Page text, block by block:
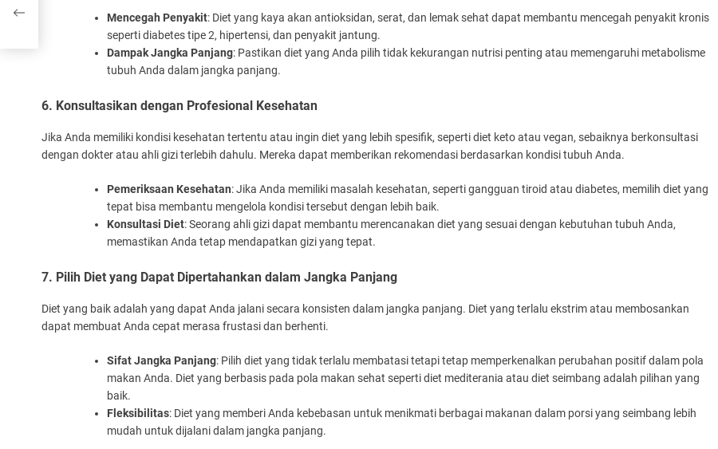
Mencegah Penyakit: Diet yang kaya akan antioksidan, serat, dan lemak sehat dapat membantu mencegah penyakit kronis
seperti diabetes tipe 2, hipertensi, dan penyakit jantung.
Dampak Jangka Panjang: Pastikan diet yang Anda pilih tidak kekurangan nutrisi penting atau memengaruhi metabolisme
tubuh Anda dalam jangka panjang.
6. Konsultasikan dengan Profesional Kesehatan
Jika Anda memiliki kondisi kesehatan tertentu atau ingin diet yang lebih spesifik, seperti diet keto atau vegan, sebaiknya berkonsultasi
dengan dokter atau ahli gizi terlebih dahulu. Mereka dapat memberikan rekomendasi berdasarkan kondisi tubuh Anda.
Pemeriksaan Kesehatan: Jika Anda memiliki masalah kesehatan, seperti gangguan tiroid atau diabetes, memilih diet yang
tepat bisa membantu mengelola kondisi tersebut dengan lebih baik.
Konsultasi Diet: Seorang ahli gizi dapat membantu merencanakan diet yang sesuai dengan kebutuhan tubuh Anda,
memastikan Anda tetap mendapatkan gizi yang tepat.
7. Pilih Diet yang Dapat Dipertahankan dalam Jangka Panjang
Diet yang baik adalah yang dapat Anda jalani secara konsisten dalam jangka panjang. Diet yang terlalu ekstrim atau membosankan
dapat membuat Anda cepat merasa frustasi dan berhenti.
Sifat Jangka Panjang: Pilih diet yang tidak terlalu membatasi tetapi tetap memperkenalkan perubahan positif dalam pola
makan Anda. Diet yang berbasis pada pola makan sehat seperti diet mediterania atau diet seimbang adalah pilihan yang
baik.
Fleksibilitas: Diet yang memberi Anda kebebasan untuk menikmati berbagai makanan dalam porsi yang seimbang lebih
mudah untuk dijalani dalam jangka panjang.